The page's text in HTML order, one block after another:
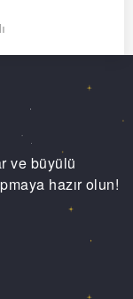
ve büyülü
hazır olun!